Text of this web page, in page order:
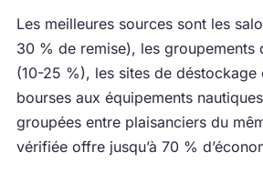
Les meilleures sources sont les
30 % de remise), les groupements
(10-25 %), les sites de déstockage
bourses aux équipements
groupées entre plaisanciers du
vérifiée offre jusqu’à 70 %